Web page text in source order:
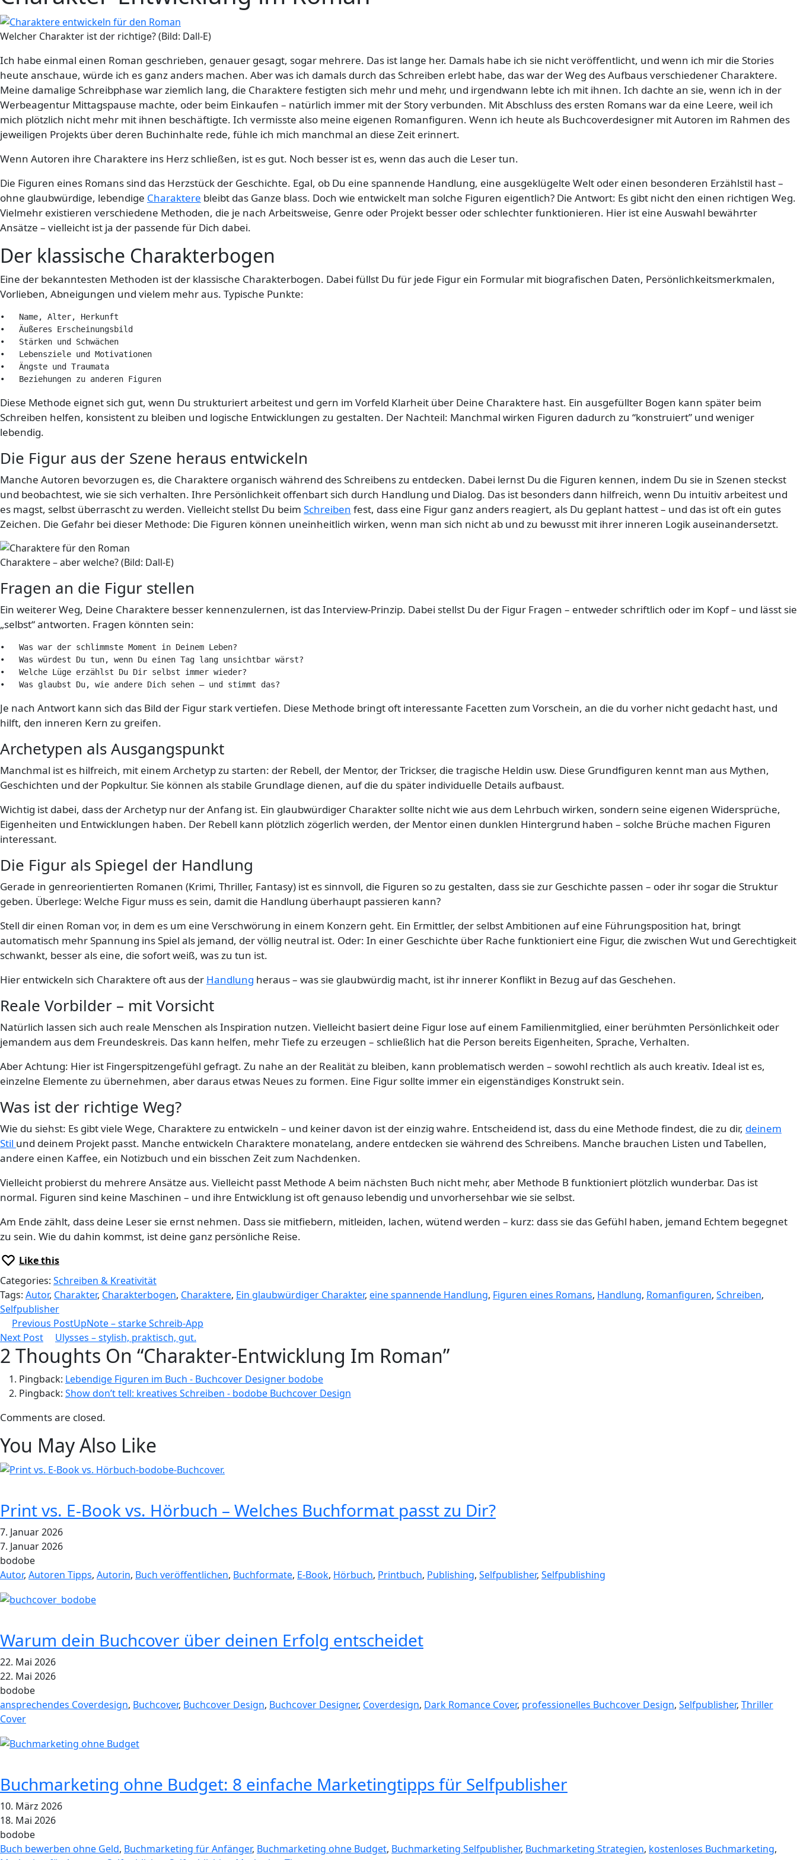
Welcher Charakter ist der richtige? (Bild: Dall-E)
Ich habe einmal einen Roman geschrieben, genauer gesagt, sogar mehrere. Das ist lange her. Damals habe ich sie nicht veröffentlicht, und wenn ich mir die Stories
heute anschaue, würde ich es ganz anders machen. Aber was ich damals durch das Schreiben erlebt habe, das war der Weg des Aufbaus verschiedener Charaktere.
Meine damalige Schreibphase war ziemlich lang, die Charaktere festigten sich mehr und mehr, und irgendwann lebte ich mit ihnen. Ich dachte an sie, wenn ich in der
Werbeagentur Mittagspause machte, oder beim Einkaufen – natürlich immer mit der Story verbunden. Mit Abschluss des ersten Romans war da eine Leere, weil ich
mich plötzlich nicht mehr mit ihnen beschäftigte. Ich vermisste also meine eigenen Romanfiguren. Wenn ich heute als Buchcoverdesigner mit Autoren im Rahmen des
jeweiligen Projekts über deren Buchinhalte rede, fühle ich mich manchmal an diese Zeit erinnert.
Wenn Autoren ihre Charaktere ins Herz schließen, ist es gut. Noch besser ist es, wenn das auch die Leser tun.
Die Figuren eines Romans sind das Herzstück der Geschichte. Egal, ob Du eine spannende Handlung, eine ausgeklügelte Welt oder einen besonderen Erzählstil hast –
ohne glaubwürdige, lebendige Charaktere bleibt das Ganze blass. Doch wie entwickelt man solche Figuren eigentlich? Die Antwort: Es gibt nicht den einen richtigen Weg.
Vielmehr existieren verschiedene Methoden, die je nach Arbeitsweise, Genre oder Projekt besser oder schlechter funktionieren. Hier ist eine Auswahl bewährter
Ansätze – vielleicht ist ja der passende für Dich dabei.
Der klassische Charakterbogen
Eine der bekanntesten Methoden ist der klassische Charakterbogen. Dabei füllst Du für jede Figur ein Formular mit biografischen Daten, Persönlichkeitsmerkmalen,
Vorlieben, Abneigungen und vielem mehr aus. Typische Punkte:
•   Name, Alter, Herkunft
•   Äußeres Erscheinungsbild
•   Stärken und Schwächen
•   Lebensziele und Motivationen
•   Ängste und Traumata
•   Beziehungen zu anderen Figuren
Diese Methode eignet sich gut, wenn Du strukturiert arbeitest und gern im Vorfeld Klarheit über Deine Charaktere hast. Ein ausgefüllter Bogen kann später beim
Schreiben helfen, konsistent zu bleiben und logische Entwicklungen zu gestalten. Der Nachteil: Manchmal wirken Figuren dadurch zu “konstruiert” und weniger
lebendig.
Die Figur aus der Szene heraus entwickeln
Manche Autoren bevorzugen es, die Charaktere organisch während des Schreibens zu entdecken. Dabei lernst Du die Figuren kennen, indem Du sie in Szenen steckst
und beobachtest, wie sie sich verhalten. Ihre Persönlichkeit offenbart sich durch Handlung und Dialog. Das ist besonders dann hilfreich, wenn Du intuitiv arbeitest und
es magst, selbst überrascht zu werden. Vielleicht stellst Du beim Schreiben fest, dass eine Figur ganz anders reagiert, als Du geplant hattest – und das ist oft ein gutes
Zeichen. Die Gefahr bei dieser Methode: Die Figuren können uneinheitlich wirken, wenn man sich nicht ab und zu bewusst mit ihrer inneren Logik auseinandersetzt.
Charaktere – aber welche? (Bild: Dall-E)
Fragen an die Figur stellen
Ein weiterer Weg, Deine Charaktere besser kennenzulernen, ist das Interview-Prinzip. Dabei stellst Du der Figur Fragen – entweder schriftlich oder im Kopf – und lässt sie
„selbst“ antworten. Fragen könnten sein:
•   Was war der schlimmste Moment in Deinem Leben?
•   Was würdest Du tun, wenn Du einen Tag lang unsichtbar wärst?
•   Welche Lüge erzählst Du Dir selbst immer wieder?
•   Was glaubst Du, wie andere Dich sehen – und stimmt das?
Je nach Antwort kann sich das Bild der Figur stark vertiefen. Diese Methode bringt oft interessante Facetten zum Vorschein, an die du vorher nicht gedacht hast, und
hilft, den inneren Kern zu greifen.
Archetypen als Ausgangspunkt
Manchmal ist es hilfreich, mit einem Archetyp zu starten: der Rebell, der Mentor, der Trickser, die tragische Heldin usw. Diese Grundfiguren kennt man aus Mythen,
Geschichten und der Popkultur. Sie können als stabile Grundlage dienen, auf die du später individuelle Details aufbaust.
Wichtig ist dabei, dass der Archetyp nur der Anfang ist. Ein glaubwürdiger Charakter sollte nicht wie aus dem Lehrbuch wirken, sondern seine eigenen Widersprüche,
Eigenheiten und Entwicklungen haben. Der Rebell kann plötzlich zögerlich werden, der Mentor einen dunklen Hintergrund haben – solche Brüche machen Figuren
interessant.
Die Figur als Spiegel der Handlung
Gerade in genreorientierten Romanen (Krimi, Thriller, Fantasy) ist es sinnvoll, die Figuren so zu gestalten, dass sie zur Geschichte passen – oder ihr sogar die Struktur
geben. Überlege: Welche Figur muss es sein, damit die Handlung überhaupt passieren kann?
Stell dir einen Roman vor, in dem es um eine Verschwörung in einem Konzern geht. Ein Ermittler, der selbst Ambitionen auf eine Führungsposition hat, bringt
automatisch mehr Spannung ins Spiel als jemand, der völlig neutral ist. Oder: In einer Geschichte über Rache funktioniert eine Figur, die zwischen Wut und Gerechtigkeit
schwankt, besser als eine, die sofort weiß, was zu tun ist.
Hier entwickeln sich Charaktere oft aus der Handlung heraus – was sie glaubwürdig macht, ist ihr innerer Konflikt in Bezug auf das Geschehen.
Reale Vorbilder – mit Vorsicht
Natürlich lassen sich auch reale Menschen als Inspiration nutzen. Vielleicht basiert deine Figur lose auf einem Familienmitglied, einer berühmten Persönlichkeit oder
jemandem aus dem Freundeskreis. Das kann helfen, mehr Tiefe zu erzeugen – schließlich hat die Person bereits Eigenheiten, Sprache, Verhalten.
Aber Achtung: Hier ist Fingerspitzengefühl gefragt. Zu nahe an der Realität zu bleiben, kann problematisch werden – sowohl rechtlich als auch kreativ. Ideal ist es,
einzelne Elemente zu übernehmen, aber daraus etwas Neues zu formen. Eine Figur sollte immer ein eigenständiges Konstrukt sein.
Was ist der richtige Weg?
Wie du siehst: Es gibt viele Wege, Charaktere zu entwickeln – und keiner davon ist der einzig wahre. Entscheidend ist, dass du eine Methode findest, die zu dir, deinem
Stil und deinem Projekt passt. Manche entwickeln Charaktere monatelang, andere entdecken sie während des Schreibens. Manche brauchen Listen und Tabellen,
andere einen Kaffee, ein Notizbuch und ein bisschen Zeit zum Nachdenken.
Vielleicht probierst du mehrere Ansätze aus. Vielleicht passt Methode A beim nächsten Buch nicht mehr, aber Methode B funktioniert plötzlich wunderbar. Das ist
normal. Figuren sind keine Maschinen – und ihre Entwicklung ist oft genauso lebendig und unvorhersehbar wie sie selbst.
Am Ende zählt, dass deine Leser sie ernst nehmen. Dass sie mitfiebern, mitleiden, lachen, wütend werden – kurz: dass sie das Gefühl haben, jemand Echtem begegnet
zu sein. Wie du dahin kommst, ist deine ganz persönliche Reise.
Like this
Categories: Schreiben & Kreativität
Tags: Autor, Charakter, Charakterbogen, Charaktere, Ein glaubwürdiger Charakter, eine spannende Handlung, Figuren eines Romans, Handlung, Romanfiguren, Schreiben,
Selfpublisher
Beitragsnavigation
Previous PostUpNote – starke Schreib-App
Next Post
Ulysses – stylish, praktisch, gut.
2 Thoughts On “Charakter-Entwicklung Im Roman”
Pingback: Lebendige Figuren im Buch - Buchcover Designer bodobe
Pingback: Show don’t tell: kreatives Schreiben - bodobe Buchcover Design
Comments are closed.
You May Also Like
Print vs. E-Book vs. Hörbuch – Welches Buchformat passt zu Dir?
7. Januar 2026
7. Januar 2026
bodobe
Autor, Autoren Tipps, Autorin, Buch veröffentlichen, Buchformate, E-Book, Hörbuch, Printbuch, Publishing, Selfpublisher, Selfpublishing
Warum dein Buchcover über deinen Erfolg entscheidet
22. Mai 2026
22. Mai 2026
bodobe
ansprechendes Coverdesign, Buchcover, Buchcover Design, Buchcover Designer, Coverdesign, Dark Romance Cover, professionelles Buchcover Design, Selfpublisher, Thriller
Cover
Buchmarketing ohne Budget: 8 einfache Marketingtipps für Selfpublisher
10. März 2026
18. Mai 2026
bodobe
Buch bewerben ohne Geld, Buchmarketing für Anfänger, Buchmarketing ohne Budget, Buchmarketing Selfpublisher, Buchmarketing Strategien, kostenloses Buchmarketing,